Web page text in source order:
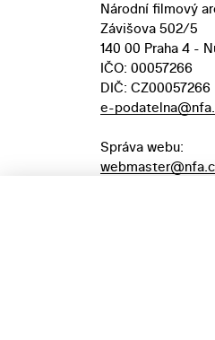
Národní filmový
Závišova 502/5
140 00 Praha 4 -
IČO: 00057266
DIČ: CZ00057266
e-
Správa webu: